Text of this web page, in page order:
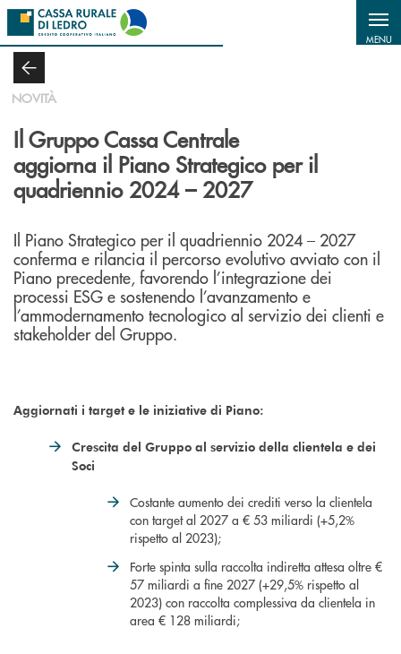
Salta al contenuto principale
MENU
NOVITÀ
Il Gruppo Cassa Centrale
aggiorna il Piano Strategico per il
quadriennio 2024 – 2027
Il Piano Strategico per il quadriennio 2024 – 2027
conferma e rilancia il percorso evolutivo avviato con il
Piano precedente, favorendo l’integrazione dei
processi ESG e sostenendo l’avanzamento e
l’ammodernamento tecnologico al servizio dei clienti e
stakeholder del Gruppo.
Aggiornati i target e le iniziative di Piano:
Crescita del Gruppo al servizio della clientela e dei
Soci
Costante aumento dei crediti verso la clientela
con target al 2027 a € 53 miliardi (+5,2%
rispetto al 2023);
Forte spinta sulla raccolta indiretta attesa oltre €
57 miliardi a fine 2027 (+29,5% rispetto al
2023) con raccolta complessiva da clientela in
area € 128 miliardi;